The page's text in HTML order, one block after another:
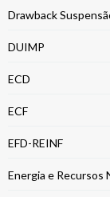
Drawback
DUIMP
ECD
ECF
EFD-REINF
Energia e Recursos